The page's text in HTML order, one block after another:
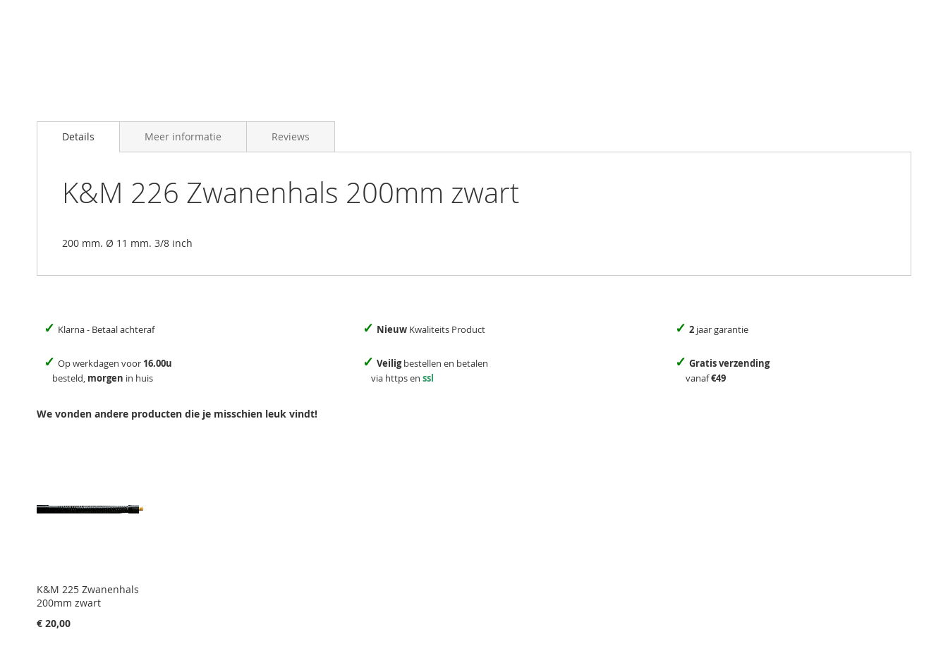
to
images
Details
K&M 226 Zwanenhals 200mm zwart
200 mm. Ø 11 mm. 3/8 inch
Meer informatie Reviews
✓ Klarna - Betaal achteraf ✓ Nieuw Kwaliteits Product ✓ 2 jaar garantie
✓ Op werkdagen voor 16.00u
besteld, morgen in huis
✓ Veiligbestellen en betalen
via https en ssl
✓ Gratis verzending
vanaf€49
We vonden andere producten die je misschien leuk vindt!
K&M 225 Zwanenhals
200mm zwart
€ 20,00